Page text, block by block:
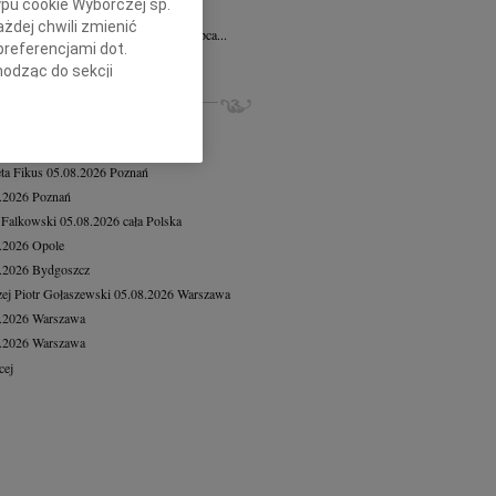
Małysz
10.07.2026Łódź
smutkiem informujemy, że 4 lipca...
Fikus 05.08.2026Poznań
Poznań
05.08.2026cała Polska
Opole
Bydgoszcz
Piotr Gołaszewski 05.08.2026Warszawa
Warszawa
Warszawa
cookie Wyborczej sp.
chwili zmienić
dot.
do sekcji
przeglądarki.
identyfikacji.
pomiar reklam i